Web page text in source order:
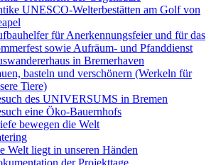
UNESCO-Welterbestätten am Golf von
für Anerkennungsfeier und für das
sowie Aufräum- und Pfanddienst
in Bremerhaven
basteln und verschönern (Werkeln für
Tiere)
des UNIVERSUMS in Bremen
eine Öko-Bauernhofs
bewegen die Welt
Welt liegt in unseren Händen